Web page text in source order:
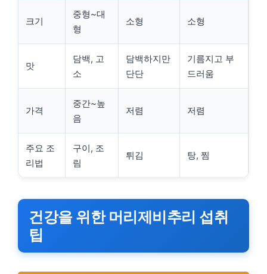
크기
중형~대
형
소형 소형
맛
담백, 고
소
담백하지만
단단
기름지고 부
드러움
가격
중간~높
음
저렴 저렴
주요 조
리법
구이, 조
림
튀김 탕, 찜
건강을 위한 머리제비추리 섭취
팁